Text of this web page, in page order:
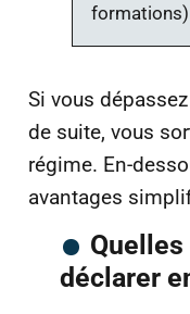
formations)
Si vous
de suite, vous
régime. En-
avantages
déclarer